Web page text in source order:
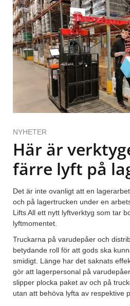
NYHETER
Här är
färre lyft på
Det är inte ovanligt att en
och på lagertrucken under en
Lifts All ett nytt lyftverktyg som tar
lyftmomentet.
Truckarna på varudepåer och
betydande roll för att gods ska
smidigt. Länge har det saknats
gör att lagerpersonal på
slipper plocka paket av och på
utan att behöva lyfta av respektive